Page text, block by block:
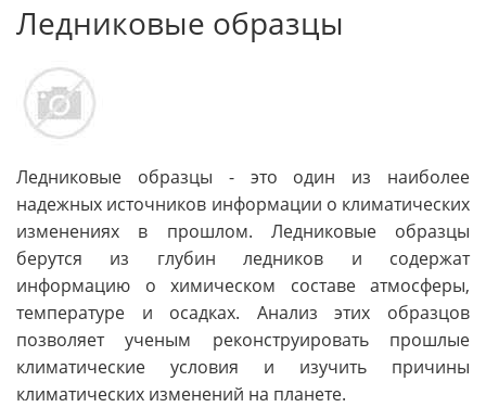
Ледниковые образцы
Ледниковые образцы - это один из наиболее
надежных источников информации о климатических
изменениях в прошлом. Ледниковые образцы
берутся из глубин ледников и содержат
информацию о химическом составе атмосферы,
температуре и осадках. Анализ этих образцов
позволяет ученым реконструировать прошлые
климатические условия и изучить причины
климатических изменений на планете.